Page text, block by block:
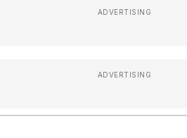
ADVERTISING
ADVERTISING